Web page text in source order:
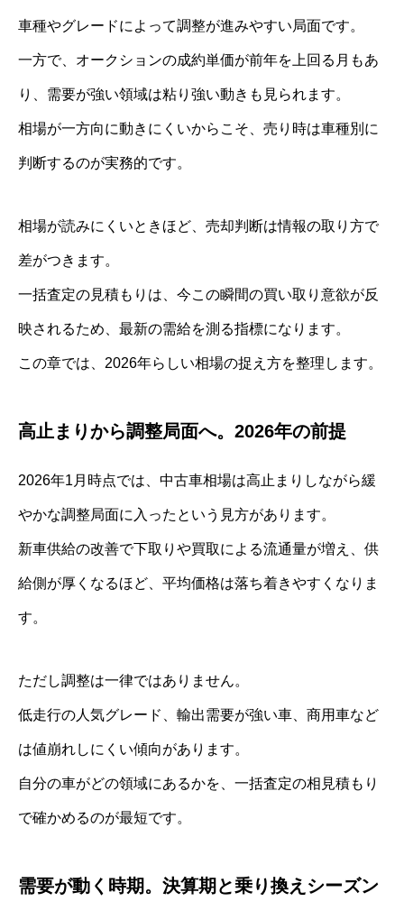
車種やグレードによって調整が進みやすい局面です。
一方で、オークションの成約単価が前年を上回る月もあ
り、需要が強い領域は粘り強い動きも見られます。
相場が一方向に動きにくいからこそ、売り時は車種別に
判断するのが実務的です。
相場が読みにくいときほど、売却判断は情報の取り方で
差がつきます。
一括査定の見積もりは、今この瞬間の買い取り意欲が反
映されるため、最新の需給を測る指標になります。
この章では、2026年らしい相場の捉え方を整理します。
高止まりから調整局面へ。2026年の前提
2026年1月時点では、中古車相場は高止まりしながら緩
やかな調整局面に入ったという見方があります。
新車供給の改善で下取りや買取による流通量が増え、供
給側が厚くなるほど、平均価格は落ち着きやすくなりま
す。
ただし調整は一律ではありません。
低走行の人気グレード、輸出需要が強い車、商用車など
は値崩れしにくい傾向があります。
自分の車がどの領域にあるかを、一括査定の相見積もり
で確かめるのが最短です。
需要が動く時期。決算期と乗り換えシーズン